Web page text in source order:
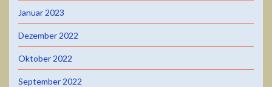
Januar 2023
Dezember 2022
Oktober 2022
September 2022